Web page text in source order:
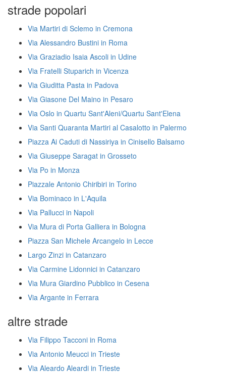
strade popolari
Via Martiri di Sclemo in Cremona
Via Alessandro Bustini in Roma
Via Graziadio Isaia Ascoli in Udine
Via Fratelli Stuparich in Vicenza
Via Giuditta Pasta in Padova
Via Giasone Del Maino in Pesaro
Via Oslo in Quartu Sant'Aleni/Quartu Sant'Elena
Via Santi Quaranta Martiri al Casalotto in Palermo
Piazza Ai Caduti di Nassiriya in Cinisello Balsamo
Via Giuseppe Saragat in Grosseto
Via Po in Monza
Piazzale Antonio Chiribiri in Torino
Via Bominaco in L'Aquila
Via Pallucci in Napoli
Via Mura di Porta Galliera in Bologna
Piazza San Michele Arcangelo in Lecce
Largo Zinzi in Catanzaro
Via Carmine Lidonnici in Catanzaro
Via Mura Giardino Pubblico in Cesena
Via Argante in Ferrara
altre strade
Via Filippo Tacconi in Roma
Via Antonio Meucci in Trieste
Via Aleardo Aleardi in Trieste